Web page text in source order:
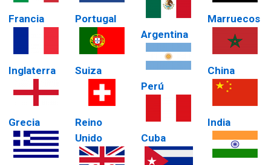
Francia
Inglaterra
Grecia
Portugal
Suiza
Reino
Unido
Argentina
Perú
Cuba
Marruecos
China
India